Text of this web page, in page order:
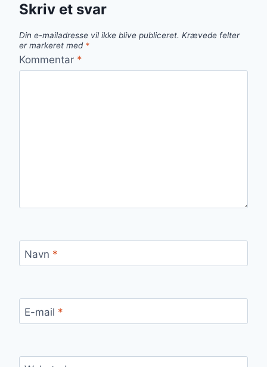
Skriv et svar
Din e-mailadresse vil ikke blive publiceret. Krævede felter
er markeret med *
Kommentar *
Navn *
E-mail *